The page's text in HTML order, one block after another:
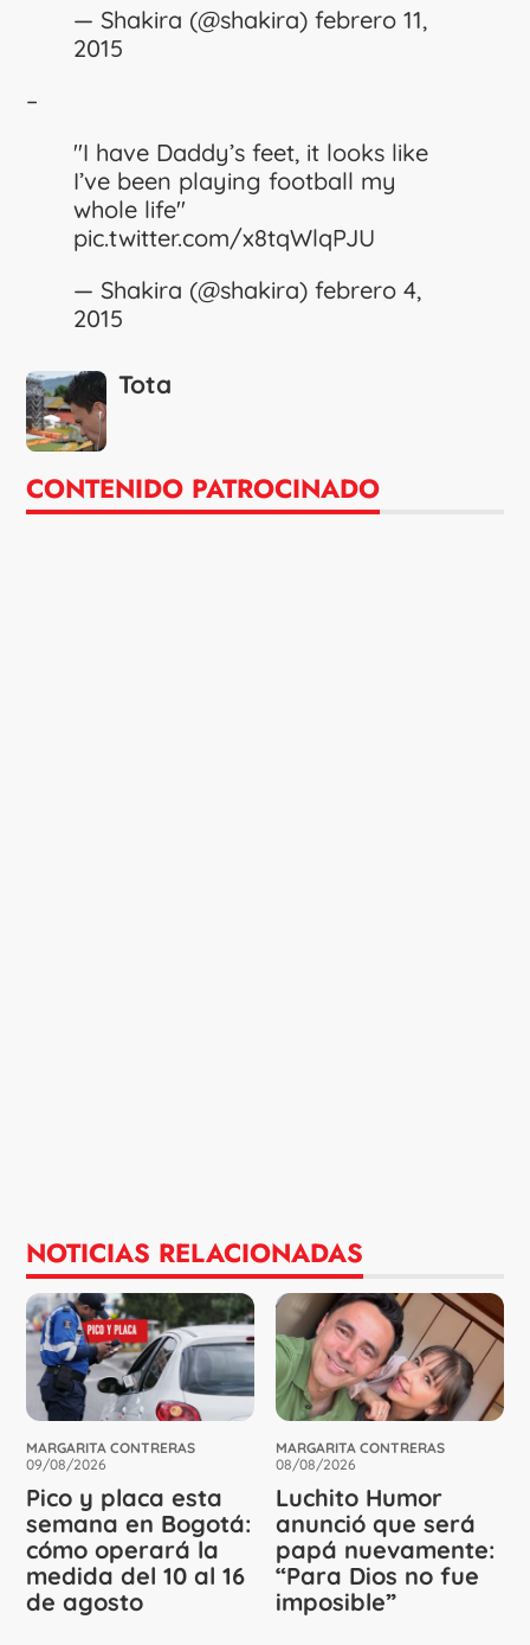
— Shakira (@shakira)febrero 11,
2015
–
"I have Daddy’s feet, it looks like
I’ve been playing football my
whole life"
pic.twitter.com/x8tqWlqPJU
— Shakira (@shakira)febrero 4,
2015
Tota
CONTENIDO PATROCINADO
NOTICIAS RELACIONADAS
MARGARITA CONTRERAS
09/08/2026
Pico y placa esta
semana en Bogotá:
cómo operará la
medida del 10 al 16
de agosto
MARGARITA CONTRERAS
08/08/2026
Luchito Humor
anunció que será
papá nuevamente:
“Para Dios no fue
imposible”